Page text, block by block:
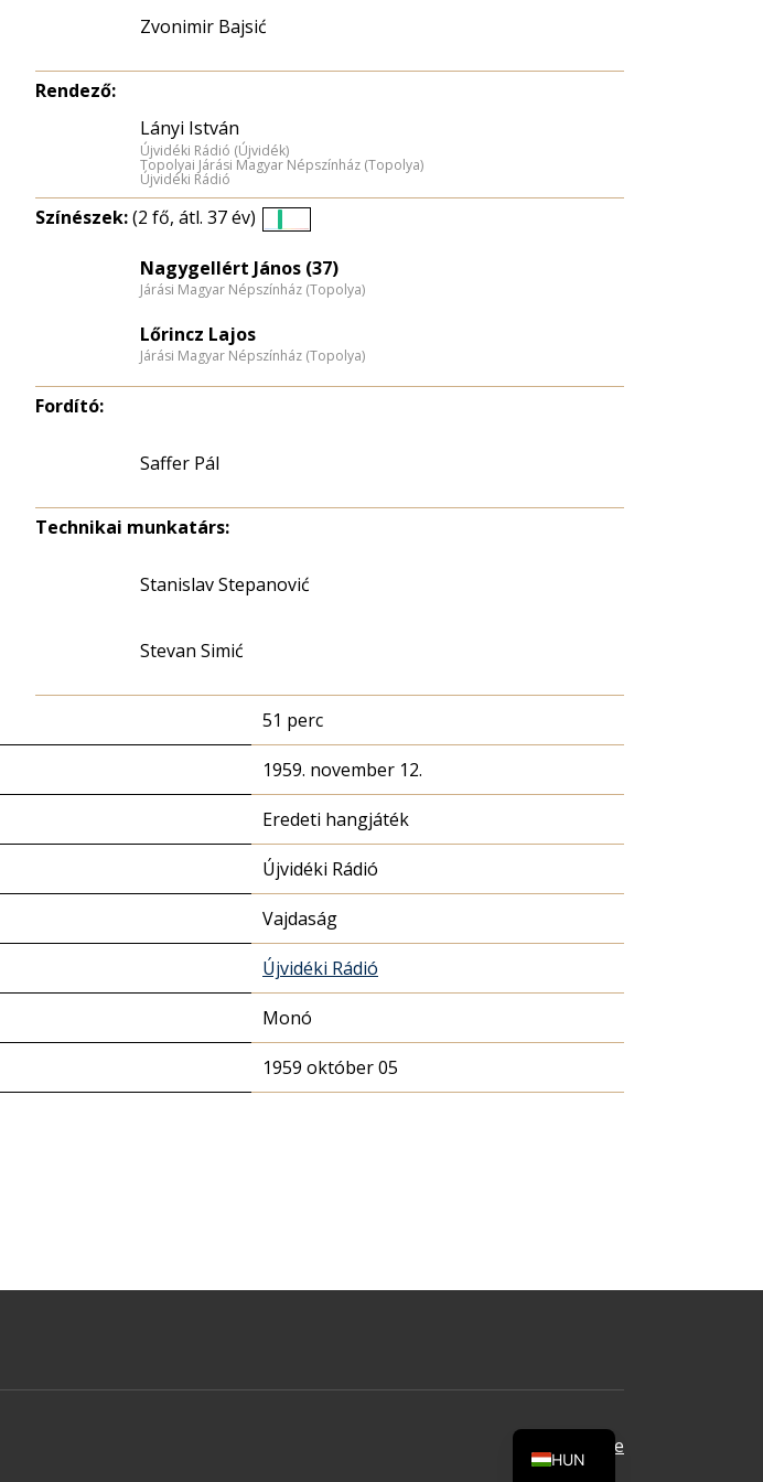
Zvonimir Bajsić
Rendező:
Lányi István
Újvidéki Rádió (Újvidék)
Topolyai Járási Magyar Népszínház (Topolya)
Újvidéki Rádió
Színészek:(2 fő, átl. 37 év)
eloszlás
nagyítása
Nagygellért János (37)
Járási Magyar Népszínház (Topolya)
Lőrincz Lajos
Járási Magyar Népszínház (Topolya)
Fordító:
Saffer Pál
Technikai munkatárs:
Stanislav Stepanović
Stevan Simić
51 perc
1959. november 12.
Eredeti hangjáték
Újvidéki Rádió
Vajdaság
Újvidéki Rádió
Monó
1959 október 05
Oldal tetejére
HUN